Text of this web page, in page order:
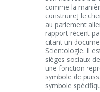
comme la
construire] le
au parlement
rapport récent
citant un
Scientologie. Il
sièges sociaux
une fonction
symbole de
symbole